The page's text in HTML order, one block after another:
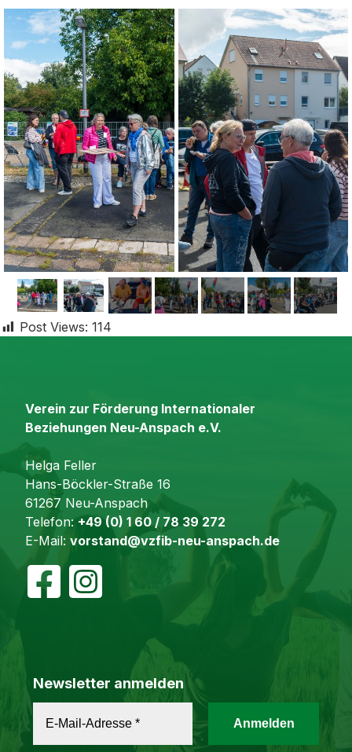
Post Views: 114
Verein zur Förderung Internationaler
Beziehungen Neu-Anspach e.V.
Helga Feller
Hans-Böckler-Straße 16
61267 Neu-Anspach
Telefon: +49 (0) 1 60 / 78 39 272
E-Mail: vorstand@vzfib-neu-anspach.de
Newsletter anmelden